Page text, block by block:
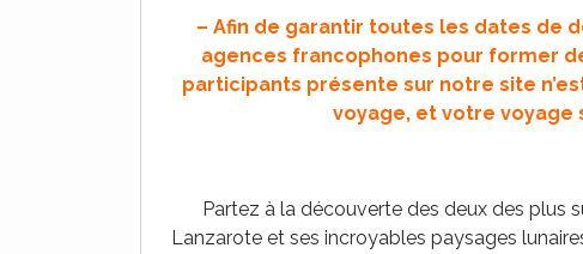
– Afin de garantir toutes les dates de
agences francophones pour former
participants présente sur notre site
voyage, et votre voyage
Partez à la découverte des deux des plus
Lanzarote et ses incroyables paysages